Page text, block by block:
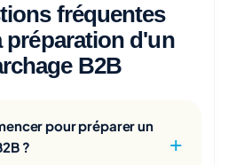
fréquentes
préparation d'un
B2B
pour préparer un
?